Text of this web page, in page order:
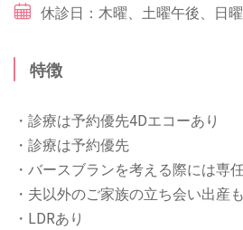
休診日：木曜、土曜午後、日
特徴
・診療は予約優先4Dエコーあり
・診療は予約優先
・バースブランを考える際には専
・夫以外のご家族の立ち会い出産
・LDRあり